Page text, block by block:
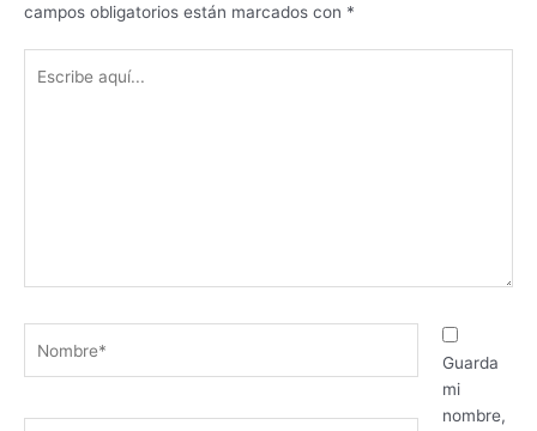
campos obligatorios están marcados con *
aquí...
Guarda
mi
nombre,